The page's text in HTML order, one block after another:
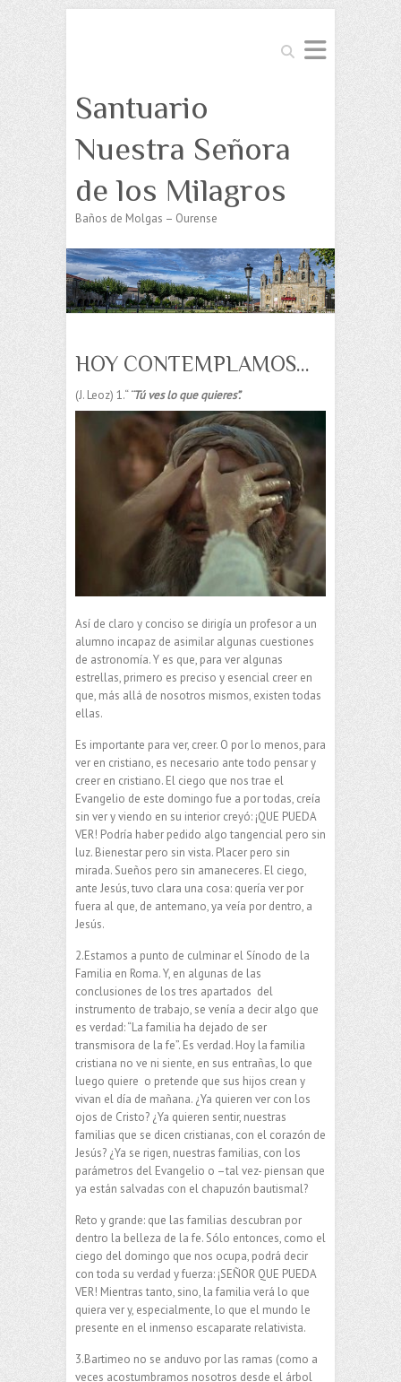
Buscar
Santuario
Nuestra Señora
de los Milagros
Baños de Molgas – Ourense
HOY CONTEMPLAMOS…
(J. Leoz) 1.“¨Tú ves lo que quieres”.
Así de claro y conciso se dirigía un profesor a un
alumno incapaz de asimilar algunas cuestiones
de astronomía. Y es que, para ver algunas
estrellas, primero es preciso y esencial creer en
que, más allá de nosotros mismos, existen todas
ellas.
Es importante para ver, creer. O por lo menos, para
ver en cristiano, es necesario ante todo pensar y
creer en cristiano. El ciego que nos trae el
Evangelio de este domingo fue a por todas, creía
sin ver y viendo en su interior creyó: ¡QUE PUEDA
VER! Podría haber pedido algo tangencial pero sin
luz. Bienestar pero sin vista. Placer pero sin
mirada. Sueños pero sin amaneceres. El ciego,
ante Jesús, tuvo clara una cosa: quería ver por
fuera al que, de antemano, ya veía por dentro, a
Jesús.
2.Estamos a punto de culminar el Sínodo de la
Familia en Roma. Y, en algunas de las
conclusiones de los tres apartados del
instrumento de trabajo, se venía a decir algo que
es verdad: “La familia ha dejado de ser
transmisora de la fe”. Es verdad. Hoy la familia
cristiana no ve ni siente, en sus entrañas, lo que
luego quiere o pretende que sus hijos crean y
vivan el día de mañana. ¿Ya quieren ver con los
ojos de Cristo? ¿Ya quieren sentir, nuestras
familias que se dicen cristianas, con el corazón de
Jesús? ¿Ya se rigen, nuestras familias, con los
parámetros del Evangelio o –tal vez- piensan que
ya están salvadas con el chapuzón bautismal?
Reto y grande: que las familias descubran por
dentro la belleza de la fe. Sólo entonces, como el
ciego del domingo que nos ocupa, podrá decir
con toda su verdad y fuerza: ¡SEÑOR QUE PUEDA
VER! Mientras tanto, sino, la familia verá lo que
quiera ver y, especialmente, lo que el mundo le
presente en el inmenso escaparate relativista.
3.Bartimeo no se anduvo por las ramas (como a
veces acostumbramos nosotros desde el árbol